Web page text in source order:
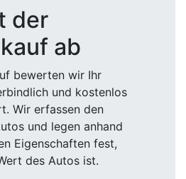
der
ab
bewerten wir Ihr
und kostenlos
Wir erfassen den
und legen anhand
Eigenschaften fest,
des Autos ist.